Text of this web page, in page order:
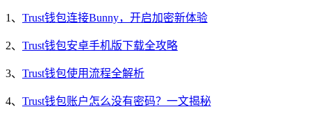
1、 Trust钱包连接Bunny，开启加密新体验
2、 Trust钱包安卓手机版下载全攻略
3、 Trust钱包使用流程全解析
4、 Trust钱包账户怎么没有密码？一文揭秘